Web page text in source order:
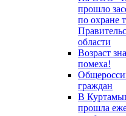
прошло
по охране
области
Возраст
помеха!
граждан
В
прошла